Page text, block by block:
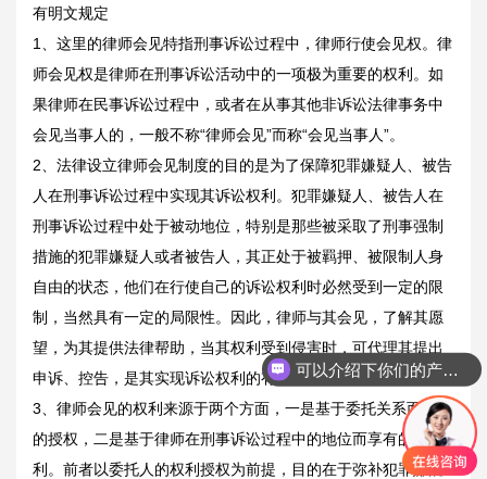
有明文规定
1、这里的律师会见特指刑事诉讼过程中，律师行使会见权。律
师会见权是律师在刑事诉讼活动中的一项极为重要的权利。如
果律师在民事诉讼过程中，或者在从事其他非诉讼法律事务中
会见当事人的，一般不称“律师会见”而称“会见当事人”。
2、法律设立律师会见制度的目的是为了保障犯罪嫌疑人、被告
人在刑事诉讼过程中实现其诉讼权利。犯罪嫌疑人、被告人在
刑事诉讼过程中处于被动地位，特别是那些被采取了刑事强制
措施的犯罪嫌疑人或者被告人，其正处于被羁押、被限制人身
自由的状态，他们在行使自己的诉讼权利时必然受到一定的限
制，当然具有一定的局限性。因此，律师与其会见，了解其愿
望，为其提供法律帮助，当其权利受到侵害时，可代理其提出
申诉、控告，是其实现诉讼权利的有利途径。
3、律师会见的权利来源于两个方面，一是基于委托关系而产生
的授权，二是基于律师在刑事诉讼过程中的地位而享有的权
利。前者以委托人的权利授权为前提，目的在于弥补犯罪嫌疑
可以介绍下你们的产品么